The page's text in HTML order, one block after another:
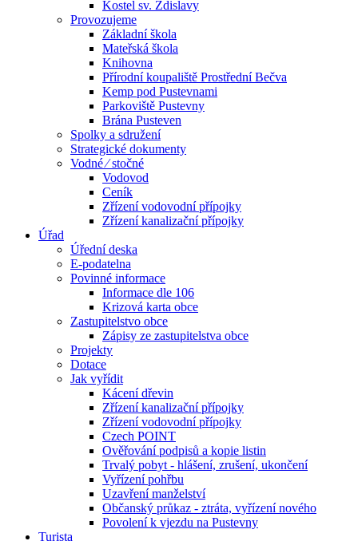
Kostel sv. Zdislavy
Provozujeme
Základní škola
Mateřská škola
Knihovna
Přírodní koupaliště Prostřední Bečva
Kemp pod Pustevnami
Parkoviště Pustevny
Brána Pusteven
Spolky a sdružení
Strategické dokumenty
Vodné ⁄ stočné
Vodovod
Ceník
Zřízení vodovodní přípojky
Zřízení kanalizační přípojky
Úřad
Úřední deska
E-podatelna
Povinné informace
Informace dle 106
Krizová karta obce
Zastupitelstvo obce
Zápisy ze zastupitelstva obce
Projekty
Dotace
Jak vyřídit
Kácení dřevin
Zřízení kanalizační přípojky
Zřízení vodovodní přípojky
Czech POINT
Ověřování podpisů a kopie listin
Trvalý pobyt - hlášení, zrušení, ukončení
Vyřízení pohřbu
Uzavření manželství
Občanský průkaz - ztráta, vyřízení nového
Povolení k vjezdu na Pustevny
Turista